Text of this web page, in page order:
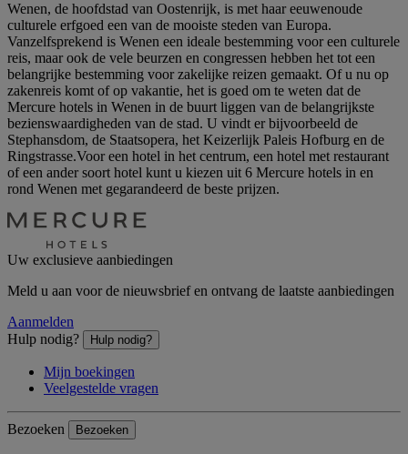
Wenen, de hoofdstad van Oostenrijk, is met haar eeuwenoude
culturele erfgoed een van de mooiste steden van Europa.
Vanzelfsprekend is Wenen een ideale bestemming voor een culturele
reis, maar ook de vele beurzen en congressen hebben het tot een
belangrijke bestemming voor zakelijke reizen gemaakt. Of u nu op
zakenreis komt of op vakantie, het is goed om te weten dat de
Mercure hotels in Wenen in de buurt liggen van de belangrijkste
bezienswaardigheden van de stad. U vindt er bijvoorbeeld de
Stephansdom, de Staatsopera, het Keizerlijk Paleis Hofburg en de
Ringstrasse.Voor een hotel in het centrum, een hotel met restaurant
of een ander soort hotel kunt u kiezen uit 6 Mercure hotels in en
rond Wenen met gegarandeerd de beste prijzen.
Uw exclusieve aanbiedingen
Meld u aan voor de nieuwsbrief en ontvang de laatste aanbiedingen
Aanmelden
Hulp nodig?
Hulp nodig?
Mijn boekingen
Veelgestelde vragen
Bezoeken Bezoeken